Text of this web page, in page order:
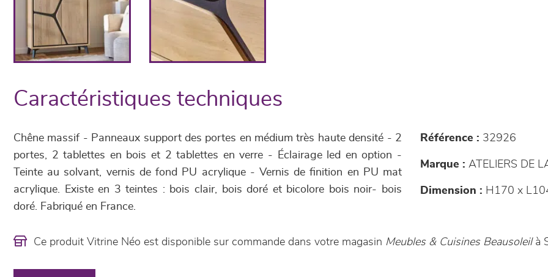
Caractéristiques techniques
Chêne massif - Panneaux support des portes en médium très haute densité - 2
portes, 2 tablettes en bois et 2 tablettes en verre - Éclairage led en option -
Teinte au solvant, vernis de fond PU acrylique - Vernis de finition en PU mat
acrylique. Existe en 3 teintes : bois clair, bois doré et bicolore bois noir- bois
doré. Fabriqué en France.
Référence : 32926
Marque : ATELIERS DE
Dimension : H170 x
Ce produit Vitrine Néo est disponible sur commande dans votre magasin Meubles & Cuisines Beausoleilà